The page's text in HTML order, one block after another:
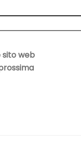
sito web